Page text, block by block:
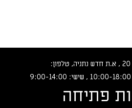
פתיחה